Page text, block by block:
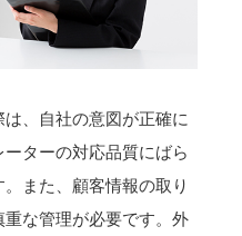
、自社の意図が正確に
ターの対応品質にばら
また、顧客情報の取り
な管理が必要です。外